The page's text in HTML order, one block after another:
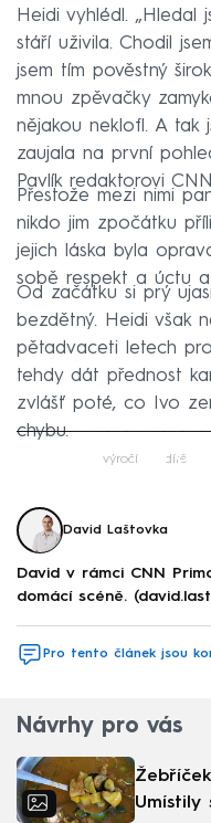
Heidi vyhlédl. „Hledal
stáří uživila. Chodil
jsem tím pověstný
mnou zpěvačky
nějakou neklofl. A tak
zaujala na první
Pavlík redaktorovi
Přestože mezi nimi
nikdo jim zpočátku
jejich láska byla
sobě respekt a úctu
Od začátku si prý
bezdětný. Heidi však
pětadvaceti letech
tehdy dát přednost
zvlášť poté, co Ivo
chybu.
výročí dítě
David Laštovka
David v rámci CNN
domácí scéně.
Pro tento článek jsou
Návrhy pro vás
Umístily